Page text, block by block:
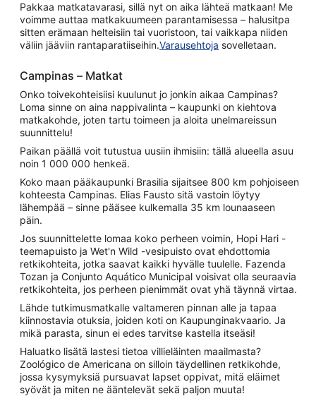
Pakkaa matkatavarasi, sillä nyt on aika lähteä matkaan! Me
voimme auttaa matkakuumeen parantamisessa – halusitpa
sitten erämaan helteisiin tai vuoristoon, tai vaikkapa niiden
väliin jääviin rantaparatiiseihin.Varausehtoja sovelletaan.
Campinas – Matkat
Onko toivekohteisiisi kuulunut jo jonkin aikaa Campinas?
Loma sinne on aina nappivalinta – kaupunki on kiehtova
matkakohde, joten tartu toimeen ja aloita unelmareissun
suunnittelu!
Paikan päällä voit tutustua uusiin ihmisiin: tällä alueella asuu
noin 1 000 000 henkeä.
Koko maan pääkaupunki Brasilia sijaitsee 800 km pohjoiseen
kohteesta Campinas. Elias Fausto sitä vastoin löytyy
lähempää – sinne pääsee kulkemalla 35 km lounaaseen
päin.
Jos suunnittelette lomaa koko perheen voimin, Hopi Hari -
teemapuisto ja Wet'n Wild -vesipuisto ovat ehdottomia
retkikohteita, jotka saavat kaikki hyvälle tuulelle. Fazenda
Tozan ja Conjunto Aquático Municipal voisivat olla seuraavia
retkikohteita, jos perheen pienimmät ovat yhä täynnä virtaa.
Lähde tutkimusmatkalle valtameren pinnan alle ja tapaa
kiinnostavia otuksia, joiden koti on Kaupunginakvaario. Ja
mikä parasta, sinun ei edes tarvitse kastella itseäsi!
Haluatko lisätä lastesi tietoa villieläinten maailmasta?
Zoológico de Americana on silloin täydellinen retkikohde,
jossa kysymyksiä pursuavat lapset oppivat, mitä eläimet
syövät ja miten ne ääntelevät sekä paljon muuta!